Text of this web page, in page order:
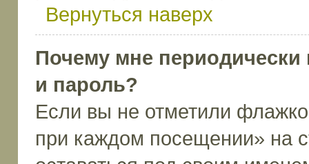
Вернуться наверх
Почему мне
и пароль?
Если вы не отметили
при каждом посещении» на